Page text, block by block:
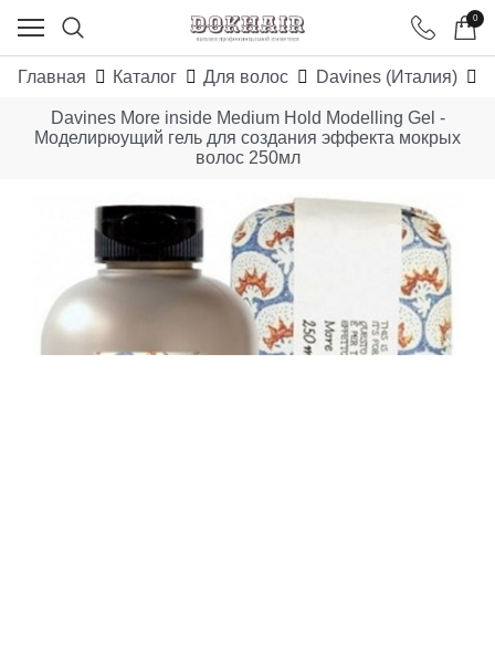
0
Главная Каталог Для волос Davines (Италия)
Davines More inside Medium Hold Modelling Gel -
Моделирюущий гель для создания эффекта мокрых
волос 250мл